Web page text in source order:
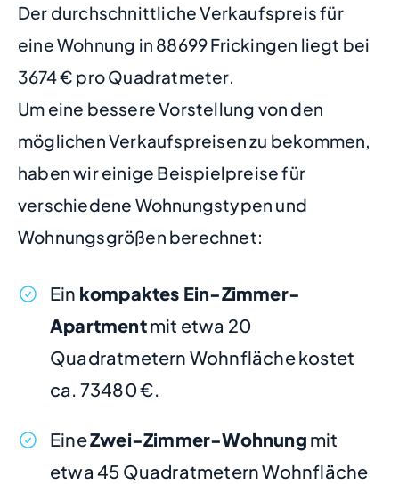
Der durchschnittliche Verkaufspreis für
eine Wohnung in 88699 Frickingen liegt bei
3674 € pro Quadratmeter.
Um eine bessere Vorstellung von den
möglichen Verkaufspreisen zu bekommen,
haben wir einige Beispielpreise für
verschiedene Wohnungstypen und
Wohnungsgrößen berechnet:
Ein kompaktes Ein-Zimmer-
Apartmentmit etwa 20
Quadratmetern Wohnfläche kostet
ca. 73480 €.
EineZwei-Zimmer-Wohnung mit
etwa 45 Quadratmetern Wohnfläche